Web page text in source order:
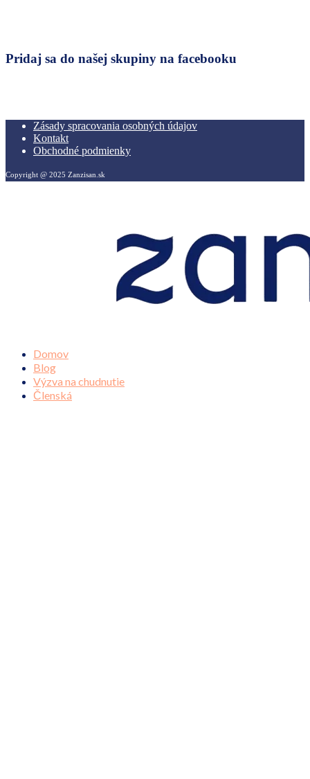
Pridaj sa do našej skupiny na facebooku
Zásady spracovania osobných údajov
Kontakt
Obchodné podmienky
Copyright @ 2025 Zanzisan.sk
Domov
Blog
Výzva na chudnutie
Členská